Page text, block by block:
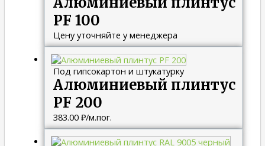
PF 100
Цену уточняйте у менеджера
Под гипсокартон и штукатурку
Алюминиевый плинтус
PF 200
383.00 ₽/м.пог.